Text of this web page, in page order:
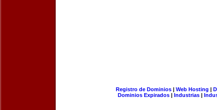
Registro de Dominios| Web Hosting |
Dominios Expirados | Industrias |